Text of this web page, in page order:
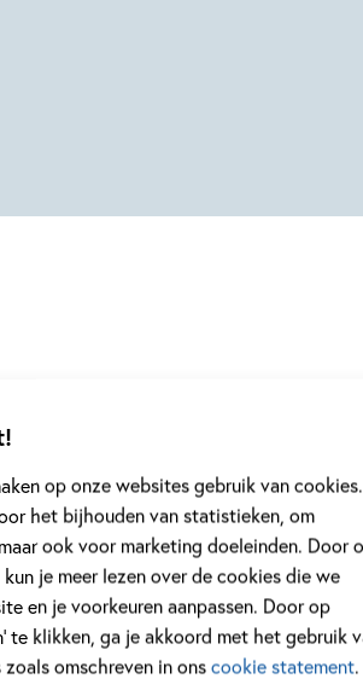
op onze websites gebruik van cookies.
het bijhouden van statistieken, om
ook voor marketing doeleinden. Door
kun je meer lezen over de cookies die we
en je voorkeuren aanpassen. Door op
te klikken, ga je akkoord met het gebruik
omschreven in onscookie statement.
15,99
Hardcover